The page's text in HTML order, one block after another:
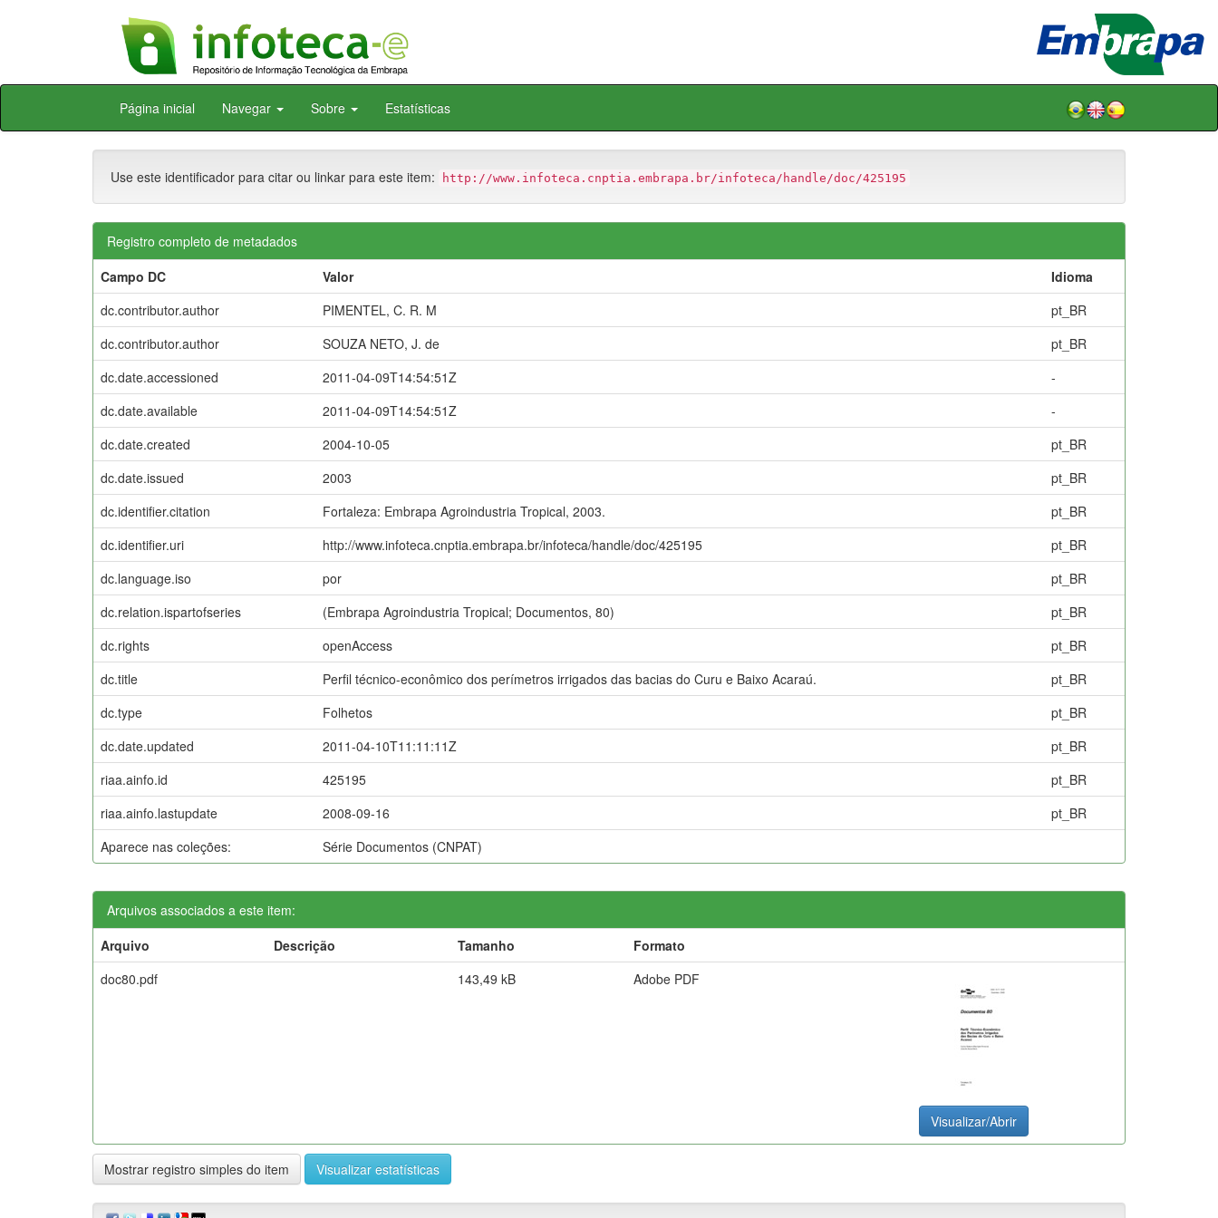
Skip
Página inicial Navegar Sobre Estatísticas
Use este identificador para citar ou linkar para este item: http://www.infoteca.cnptia.embrapa.br/infoteca/handle/doc/425195
Registro completo de metadados
Campo DC
Valor
Idioma
dc.contributor.author
PIMENTEL, C. R. M
pt_BR
dc.contributor.author
SOUZA NETO, J. de
pt_BR
dc.date.accessioned
2011-04-09T14:54:51Z
-
dc.date.available
2011-04-09T14:54:51Z
-
dc.date.created
2004-10-05
pt_BR
dc.date.issued
2003
pt_BR
dc.identifier.citation
Fortaleza: Embrapa Agroindustria Tropical, 2003.
pt_BR
dc.identifier.uri
http://www.infoteca.cnptia.embrapa.br/infoteca/handle/doc/425195
pt_BR
dc.language.iso
por
pt_BR
dc.relation.ispartofseries
(Embrapa Agroindustria Tropical; Documentos, 80)
pt_BR
dc.rights
openAccess
pt_BR
dc.title
Perfil técnico-econômico dos perímetros irrigados das bacias do Curu e Baixo Acaraú.
pt_BR
dc.type
Folhetos
pt_BR
dc.date.updated
2011-04-10T11:11:11Z
pt_BR
riaa.ainfo.id
425195
pt_BR
riaa.ainfo.lastupdate
2008-09-16
pt_BR
Aparece nas coleções:
Série Documentos (CNPAT)
Arquivos associados a este item:
Arquivo
Descrição Tamanho
Formato
doc80.pdf
143,49 kB Adobe PDF
Visualizar/Abrir
Mostrar registro simples do item Visualizar estatísticas